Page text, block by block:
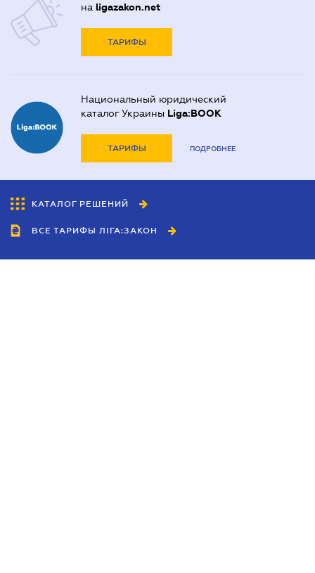
на ligazakon.net
ТАРИФЫ
Национальный юридический
каталог Украины Liga:BOOK
ТАРИФЫ ПОДРОБНЕЕ
КАТАЛОГ РЕШЕНИЙ
ВСЕ ТАРИФЫ ЛІГА:ЗАКОН